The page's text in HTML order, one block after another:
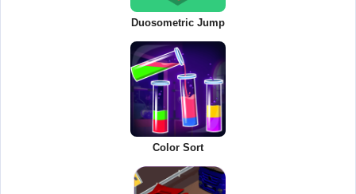
Duosometric Jump
Color Sort